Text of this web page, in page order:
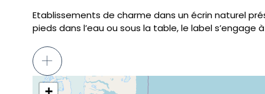
Etablissements de charme dans un écrin naturel
pieds dans l’eau ou sous la table, le label